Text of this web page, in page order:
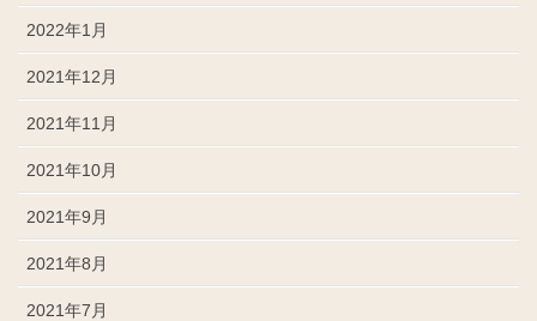
2022年1月
2021年12月
2021年11月
2021年10月
2021年9月
2021年8月
2021年7月